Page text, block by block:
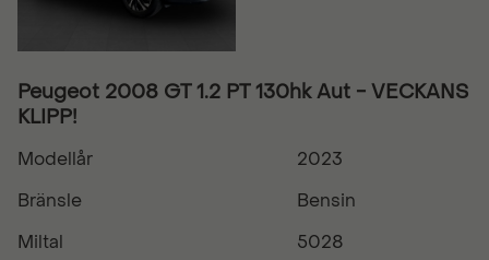
Peugeot 2008 GT 1.2 PT 130hk Aut - VECKANS
KLIPP!
Modellår
2023
Bränsle
Bensin
Miltal
5028